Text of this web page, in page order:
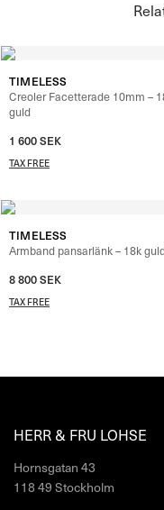
TIMELESS
Creoler Facetterade 10mm –
guld
1 600SEK
TAX FREE
TIMELESS
Armband pansarlänk – 18k
8 800SEK
TAX FREE
HERR & FRU LOHSE
Hornsgatan 43
118 49 Stockholm